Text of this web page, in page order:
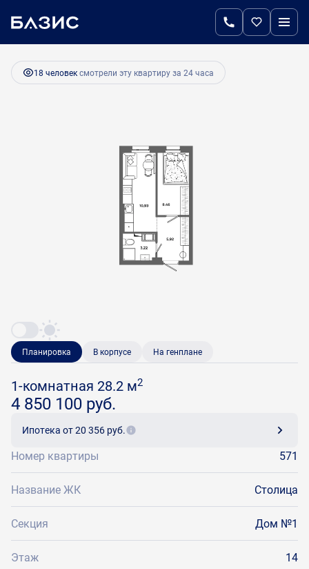
1-комнатная 4 850 100 руб.
Ипотекаот 20 356 руб.
18 человексмотрели эту квартиру за 24 часа
Планировка В корпусе На генплане
1-комнатная 28.2 м2
4 850 100 руб.
Ипотека от 20 356 руб.
Номер квартиры 571
Название ЖК Столица
Секция Дом №1
Этаж 14